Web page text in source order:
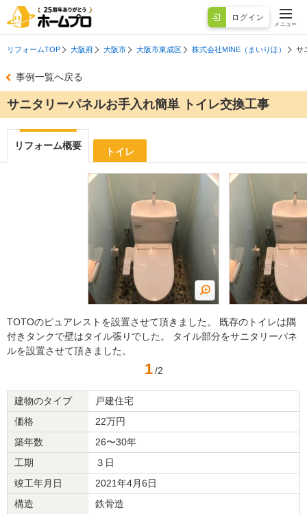
ログイン
メニュー
リフォームTOP 大阪府 大阪市 大阪市東成区 株式会社MINE（まいりほ） サ
事例一覧へ戻る
サニタリーパネルお手入れ簡単 トイレ交換工事
リフォーム概要
トイレ
TOTOのピュアレストを設置させて頂きました。 既存のトイレは隅
付きタンクで壁はタイル張りでした。 タイル部分をサニタリーパネ
ルを設置させて頂きました。
1 /2
建物のタイプ
戸建住宅
価格
22万円
築年数
26〜30年
工期
３日
竣工年月日
2021年4月6日
構造
鉄骨造